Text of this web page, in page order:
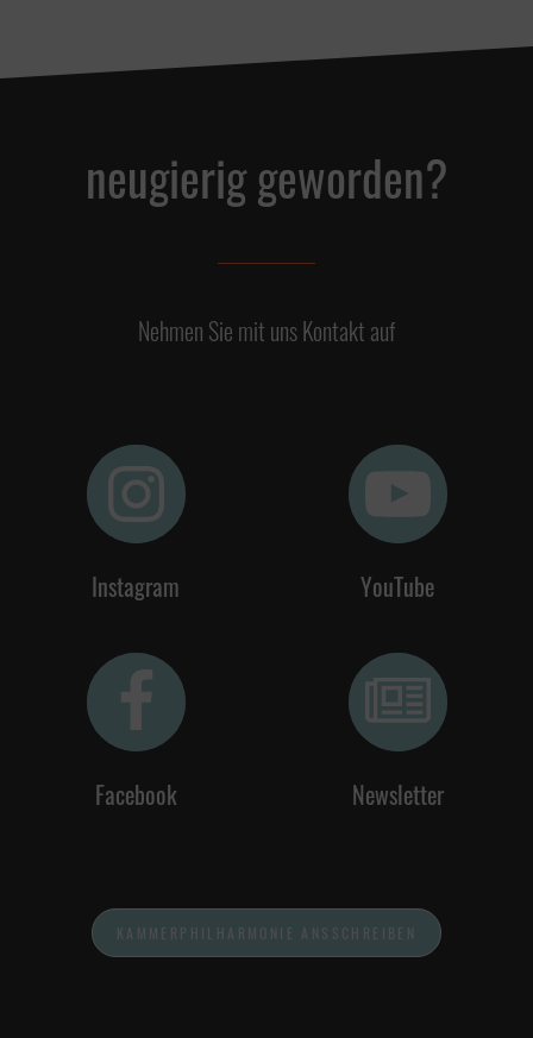
neugierig geworden?
Nehmen Sie mit uns Kontakt auf
Instagram YouTube
Facebook Newsletter
KAMMERPHILHARMONIE ANSSCHREIBEN